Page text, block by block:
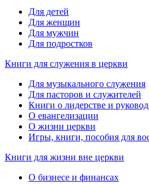
Для детей
Для женщин
Для мужчин
Для подростков
Книги для служения в церкви
Для музыкального служения
Для пасторов и служителей
Книги о лидерстве и
О евангелизации
О жизни церкви
Игры, книги, пособия для
Книги для жизни вне церкви
О бизнесе и финансах